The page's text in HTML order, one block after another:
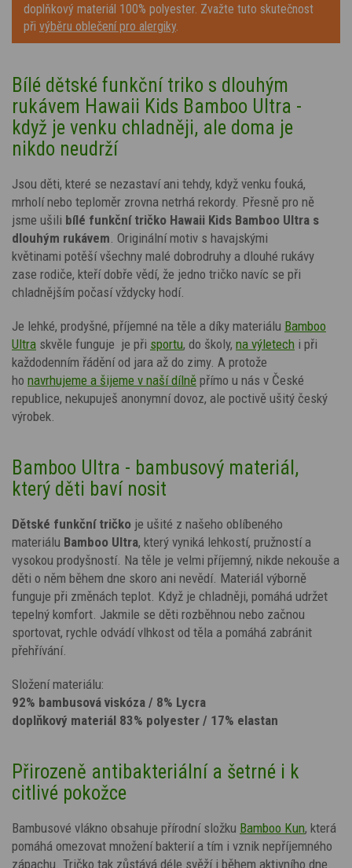
doplňkový materiál 100% polyester. Zvažte tuto skutečnost
při výběru oblečení pro alergiky.
Bílé dětské funkční triko s dlouhým
rukávem Hawaii Kids Bamboo Ultra -
když je venku chladněji, ale doma je
nikdo neudrží
Jsou děti, které se nezastaví ani tehdy, když venku fouká,
mrholí nebo teploměr zrovna netrhá rekordy. Přesně pro ně
jsme ušili bílé funkční tričko Hawaii Kids Bamboo Ultra s
dlouhým rukávem . Originální motiv s havajskými
květinami potěší všechny malé dobrodruhy a dlouhé rukávy
zase rodiče, kteří dobře vědí, že jedno tričko navíc se při
chladnějším počasí vždycky hodí.
Je lehké, prodyšné, příjemné na těle a díky materiálu Bamboo
Ultra skvěle funguje je při sportu, do školy, na výletech i při
každodenním řádění od jara až do zimy. A protože
ho navrhujeme a šijeme v naší dílně přímo u nás v České
republice, nekupuješ anonymní dovoz, ale poctivě ušitý český
výrobek.
Bamboo Ultra - bambusový materiál,
který děti baví nosit
Dětské funkční tričko je ušité z našeho oblíbeného
materiálu Bamboo Ultra, který vyniká lehkostí, pružností a
vysokou prodyšností. Na těle je velmi příjemný, nikde nekouše a
děti o něm během dne skoro ani nevědí. Materiál výborně
funguje při změnách teplot. Když je chladněji, pomáhá udržet
tepelný komfort. Jakmile se děti rozběhnou nebo začnou
sportovat, rychle odvádí vlhkost od těla a pomáhá zabránit
přehřívání.
Složení materiálu:
92% bambusová viskóza / 8% Lycra
doplňkový materiál 83% polyester / 17% elastan
Přirozeně antibakteriální a šetrné i k
citlivé pokožce
Bambusové vlákno obsahuje přírodní složku Bamboo Kun, která
pomáhá omezovat množení bakterií a tím i vznik nepříjemného
zápachu. Tričko tak zůstává déle svěží i během aktivního dne.